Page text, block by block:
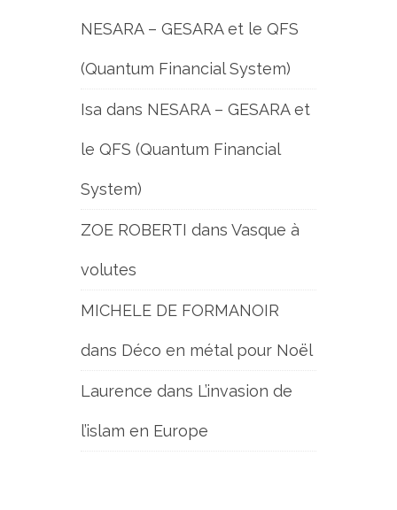
NESARA – GESARA et le QFS
(Quantum Financial System)
Isa dans NESARA – GESARA et
le QFS (Quantum Financial
System)
ZOE ROBERTI dansVasque à
volutes
MICHELE DE FORMANOIR
dans Déco en métal pour Noël
Laurence dans L’invasion de
l’islam en Europe